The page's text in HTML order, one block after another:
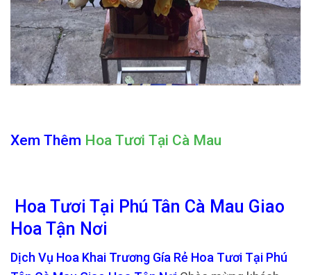
Xem Thêm Hoa Tươi Tại Cà Mau
Hoa Tươi Tại Phú Tân Cà Mau Giao
Hoa Tận Nơi
Dịch Vụ Hoa Khai Trương Gía Rẻ Hoa Tươi Tại Phú